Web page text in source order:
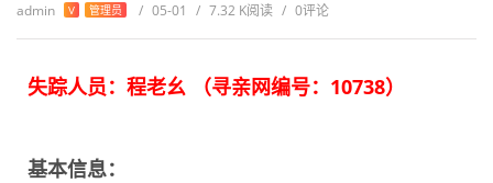
admin V 管理员 / 05-01 / 7.32 K阅读 / 0评论
失踪人员：程老幺 （寻亲网编号： 10738）
基本信息：